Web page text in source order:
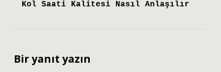
Kol Saati Kalitesi Nasıl Anlaşılır
Bir yanıt yazın